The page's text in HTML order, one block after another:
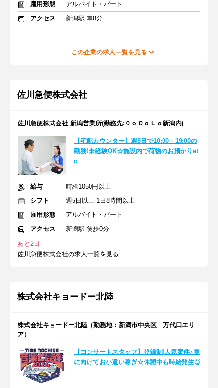
雇用形態
アルバイト・パート
アクセス
新潟駅 車8分
この企業の求人一覧を見る
佐川急便株式会社
佐川急便株式会社 新潟営業所(勤務先:ＣｏＣｏＬｏ新潟内)
【宅配カウンター】週5日で10:00～19:00の
勤務!未経験OK☆施設内で荷物のお預かりet
c
給与
時給1050円以上
シフト
週5日以上 1日8時間以上
雇用形態
アルバイト・パート
アクセス
新潟駅 徒歩0分
あと2日
佐川急便株式会社の求人一覧を見る
株式会社キョードー北陸
株式会社キョードー北陸（勤務地：新潟市中央区 万代口エリ
ア）
【コンサートスタッフ】登録制|人気案件♪夏
に向けてお小遣い稼ぎ☆休憩中も時給発生◎